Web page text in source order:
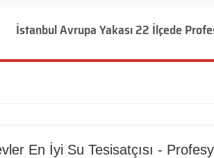
İstanbul Avrupa Yakası 22 İlçede
En İyi Su Tesisatçısı -